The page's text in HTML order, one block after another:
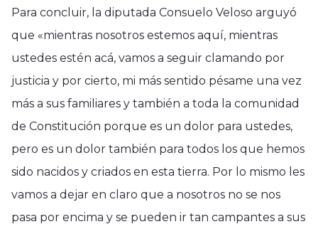
Para concluir, la diputada Consuelo Veloso arguyó
que «mientras nosotros estemos aquí, mientras
ustedes estén acá, vamos a seguir clamando por
justicia y por cierto, mi más sentido pésame una vez
más a sus familiares y también a toda la comunidad
de Constitución porque es un dolor para ustedes,
pero es un dolor también para todos los que hemos
sido nacidos y criados en esta tierra. Por lo mismo les
vamos a dejar en claro que a nosotros no se nos
pasa por encima y se pueden ir tan campantes a sus
Región del Maule
SEREMI de Obras Públicas